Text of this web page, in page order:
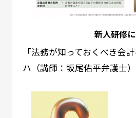
新人研修に
「法務が知っておくべき会
ハ（講師：坂尾佑平弁護士